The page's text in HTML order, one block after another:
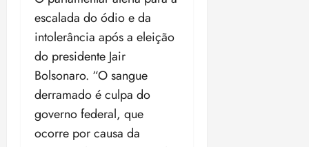
escalada do ódio e da
intolerância após a eleição
do presidente Jair
Bolsonaro. “O sangue
derramado é culpa do
governo federal, que
ocorre por causa da